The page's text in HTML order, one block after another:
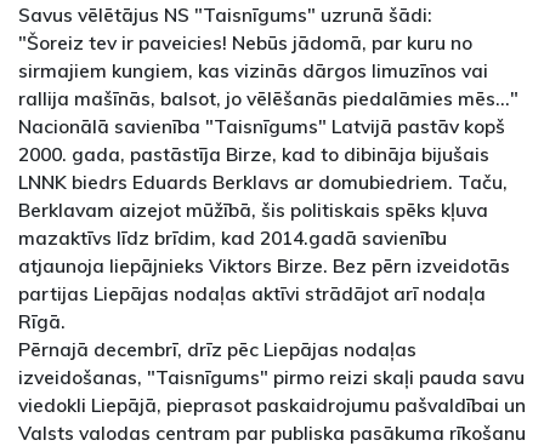
Savus vēlētājus NS "Taisnīgums" uzrunā šādi:
"Šoreiz tev ir paveicies! Nebūs jādomā, par kuru no
sirmajiem kungiem, kas vizinās dārgos limuzīnos vai
rallija mašīnās, balsot, jo vēlēšanās piedalāmies mēs..."
Nacionālā savienība "Taisnīgums" Latvijā pastāv kopš
2000. gada, pastāstīja Birze, kad to dibināja bijušais
LNNK biedrs Eduards Berklavs ar domubiedriem. Taču,
Berklavam aizejot mūžībā, šis politiskais spēks kļuva
mazaktīvs līdz brīdim, kad 2014.gadā savienību
atjaunoja liepājnieks Viktors Birze. Bez pērn izveidotās
partijas Liepājas nodaļas aktīvi strādājot arī nodaļa
Rīgā.
Pērnajā decembrī, drīz pēc Liepājas nodaļas
izveidošanas, "Taisnīgums" pirmo reizi skaļi pauda savu
viedokli Liepājā, pieprasot paskaidrojumu pašvaldībai un
Valsts valodas centram par publiska pasākuma rīkošanu